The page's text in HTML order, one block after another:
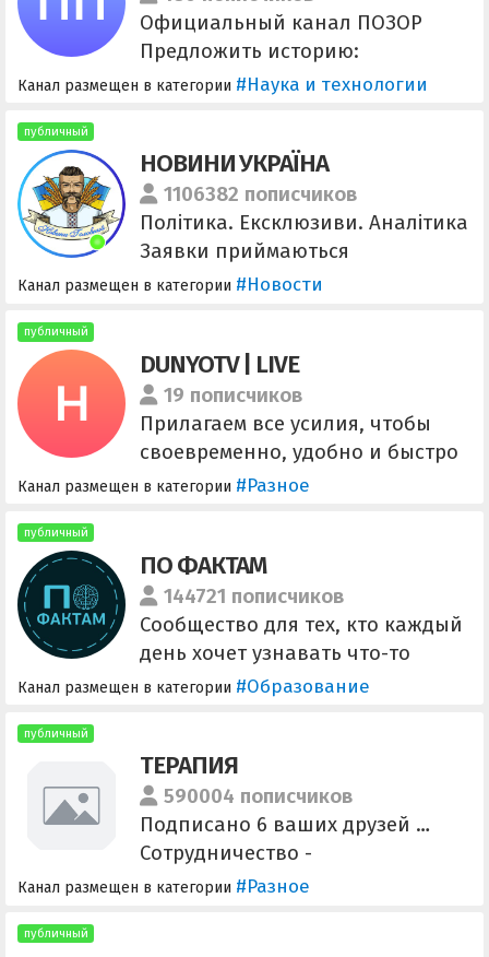
Официальный канал ПОЗОР
Предложить историю:
@shame666_bot Чат Канала
Канал размещен в категории #Наука и технологии
публичный
НОВИНИ УКРАЇНА
1106382 пописчиков
Політика. Ексклюзиви. Аналітика
Заявки приймаються
автоматично. Інформація з посту
@prhmedia
Канал размещен в категории #Новости
публичный
DUNYOTV | LIVE
19 пописчиков
Прилагаем все усилия, чтобы
своевременно, удобно и быстро
информировать
новости и на другие темы
@Dunyo_tvbot @DT_REKLAMA
Канал размещен в категории #Разное
публичный
ПО ФАКТАМ
144721 пописчиков
Сообщество для тех, кто каждый
день хочет узнавать что-то
новое и интересное. Админ
Канал размещен в категории #Образование
публичный
ТЕРАПИЯ
590004 пописчиков
Подписано 6 ваших друзей …
Сотрудничество -
https://t.me/terr3211
Канал размещен в категории #Разное
публичный